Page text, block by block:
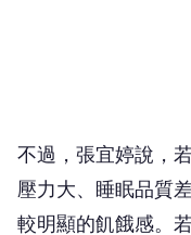
不過，張宜婷說，
壓力大、睡眠品質
較明顯的飢餓感。